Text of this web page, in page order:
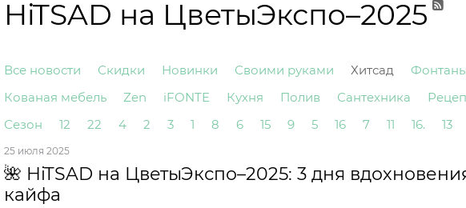
HiTSAD на ЦветыЭкспо–2025
Все новости Скидки Новинки Своими руками Хитсад
Кованая мебель
Zen iFONTE Кухня Полив Сантехника
Сезон
12 22 4 2 3 1 8 6 15 9 5 16 7 11 16. 13
25 июля 2025
🌺 HiTSAD на ЦветыЭкспо–2025: 3 дня
кайфа